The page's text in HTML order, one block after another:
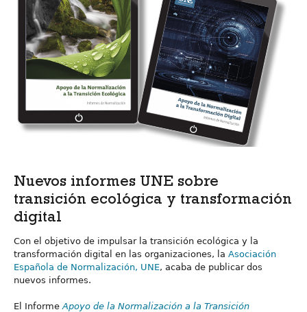
Nuevos informes UNE sobre
transición ecológica y transformación
digital
Con el objetivo de impulsar la transición ecológica y la
transformación digital en las organizaciones, la Asociación
Española de Normalización, UNE, acaba de publicar dos
nuevos informes.
El InformeApoyo de la Normalización a la Transición